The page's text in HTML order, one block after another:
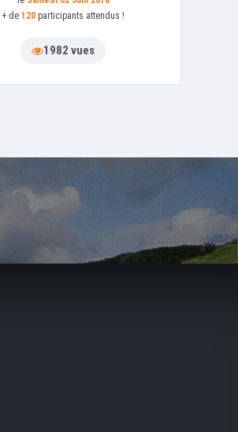
+ de 120 participants attendus !
1982 vues